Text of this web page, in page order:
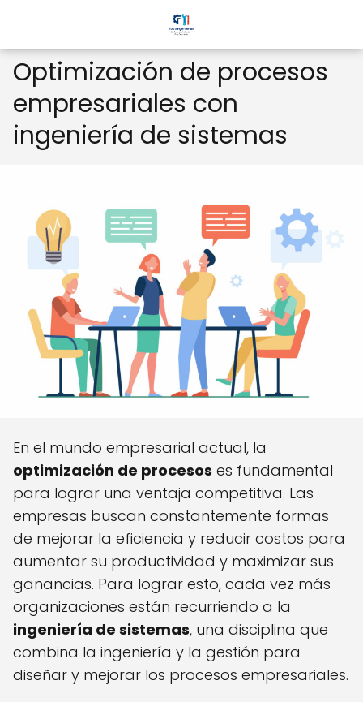
Optimización de procesos
empresariales con
ingeniería de sistemas
En el mundo empresarial actual, la
optimización de procesos es fundamental
para lograr una ventaja competitiva. Las
empresas buscan constantemente formas
de mejorar la eficiencia y reducir costos para
aumentar su productividad y maximizar sus
ganancias. Para lograr esto, cada vez más
organizaciones están recurriendo a la
ingeniería de sistemas, una disciplina que
combina la ingeniería y la gestión para
diseñar y mejorar los procesos empresariales.